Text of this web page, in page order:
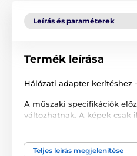
Leírás és paraméterek
Termék leírása
Hálózati adapter kerítéshez
A műszaki specifikációk
változhatnak. A képek csak
A termék a
Teljes leírás megjelenítése